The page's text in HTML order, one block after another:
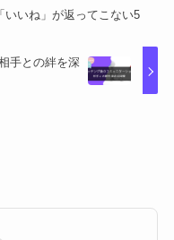
いいね」が返ってこない5
手との絆を深